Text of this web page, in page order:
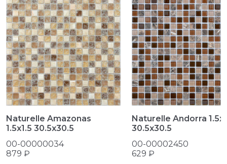
Naturelle Amazonas
1.5х1.5 30.5x30.5
00-00000034
879 ₽
Naturelle Andorra
30.5x30.5
00-00002450
629 ₽